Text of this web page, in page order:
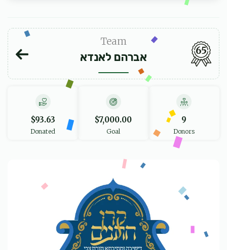
Team
אברהם לאנדא
65
$93.63
Donated
$7,000.00
Goal
9
Donors